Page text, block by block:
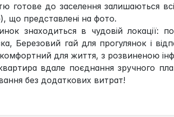
готове до заселення залишаються
що представлені на фото.
знаходиться в чудовій локації:
Березовий гай для прогулянок і
для життя, з розвиненою
вдале поєднання зручного
без додаткових витрат!